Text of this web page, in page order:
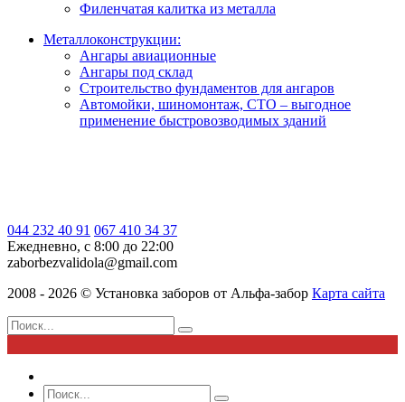
Филенчатая калитка из металла
Металлоконструкции:
Ангары авиационные
Ангары под склад
Строительство фундаментов для ангаров
Автомойки, шиномонтаж, СТО – выгодное
применение быстровозводимых зданий
044 232 40 91 067 410 34 37
Ежедневно, с 8:00 до 22:00
zaborbezvalidola@gmail.com
2008 - 2026 © Установка заборов от Альфа-забор Карта сайта